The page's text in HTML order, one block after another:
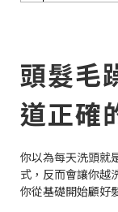
頭髮毛
道正確
你以為每天洗頭就
式，反而會讓你越
你從基礎開始顧好